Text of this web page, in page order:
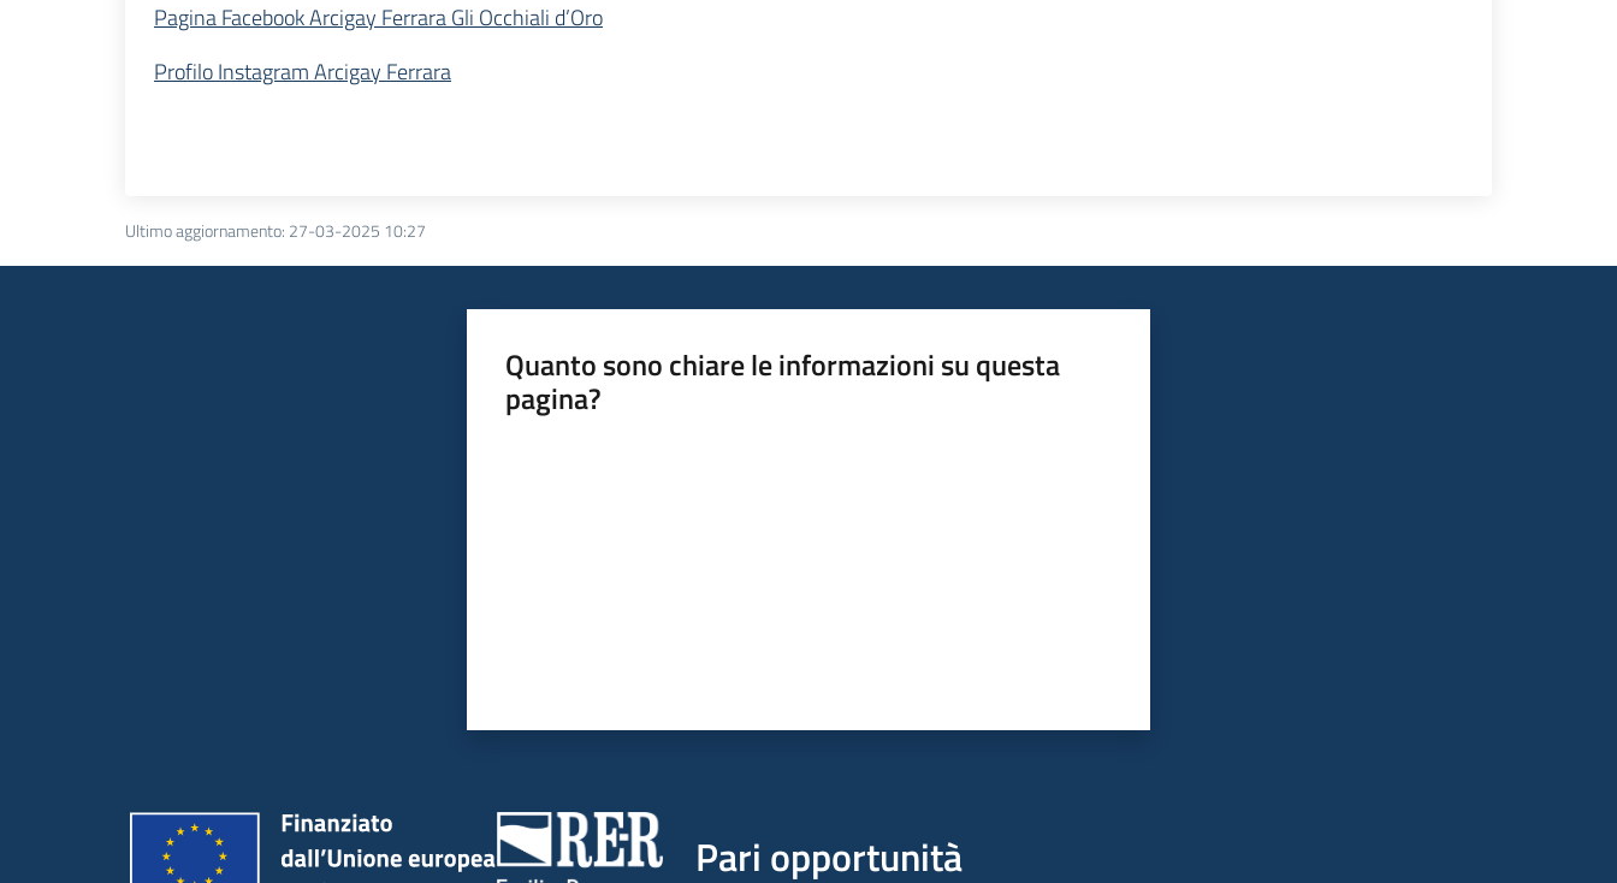
Pagina Facebook Arcigay Ferrara Gli Occhiali d’Oro
Profilo Instagram Arcigay Ferrara
Ultimo aggiornamento: 27-03-2025 10:27
Quanto sono chiare le informazioni su questa
pagina?
Pari opportunità